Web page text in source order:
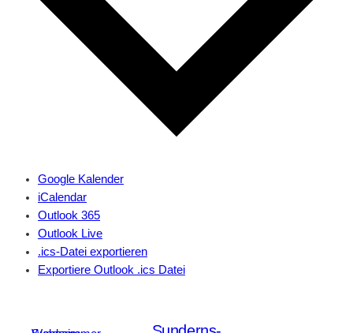
Google Kalender
iCalendar
Outlook 365
Outlook Live
.ics-Datei exportieren
Exportiere Outlook .ics Datei